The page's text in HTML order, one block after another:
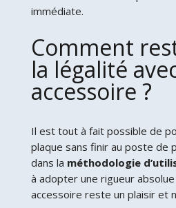
immédiate.
Comment
la légalité
accessoire ?
Il est tout à fait possible de
plaque sans finir au poste de
dans la méthodologie
à adopter une rigueur
accessoire reste un plaisir et